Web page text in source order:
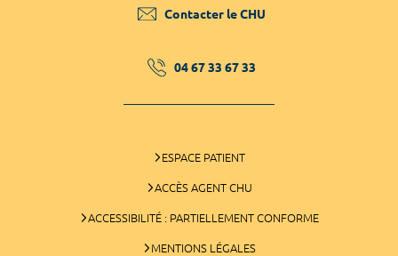
Contacter le CHU
04 67 33 67 33
ESPACE PATIENT
ACCÈS AGENT CHU
ACCESSIBILITÉ : PARTIELLEMENT CONFORME
MENTIONS LÉGALES